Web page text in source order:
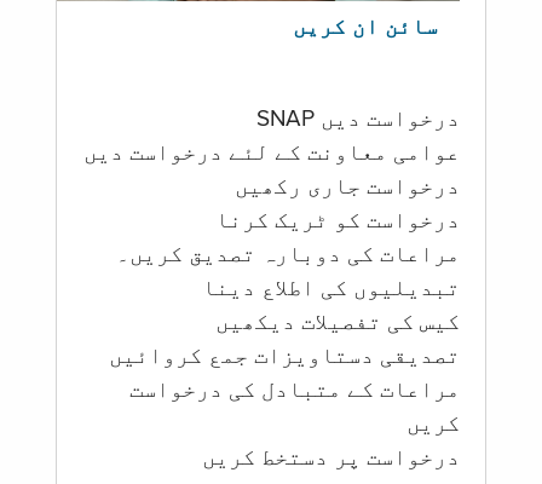
سائن ان کریں
درخواست دیں SNAP
عوامی معاونت کے لئے درخواست دیں
درخواست جاری رکھیں
درخواست کو ٹریک کرنا
مراعات کی دوبارہ تصدیق کریں۔
تبدیلیوں کی اطلاع دینا
کیس کی تفصیلات دیکھیں
تصدیقی دستاویزات جمع کروائیں
مراعات کے متبادل کی درخواست
کریں
درخواست پر دستخط کریں